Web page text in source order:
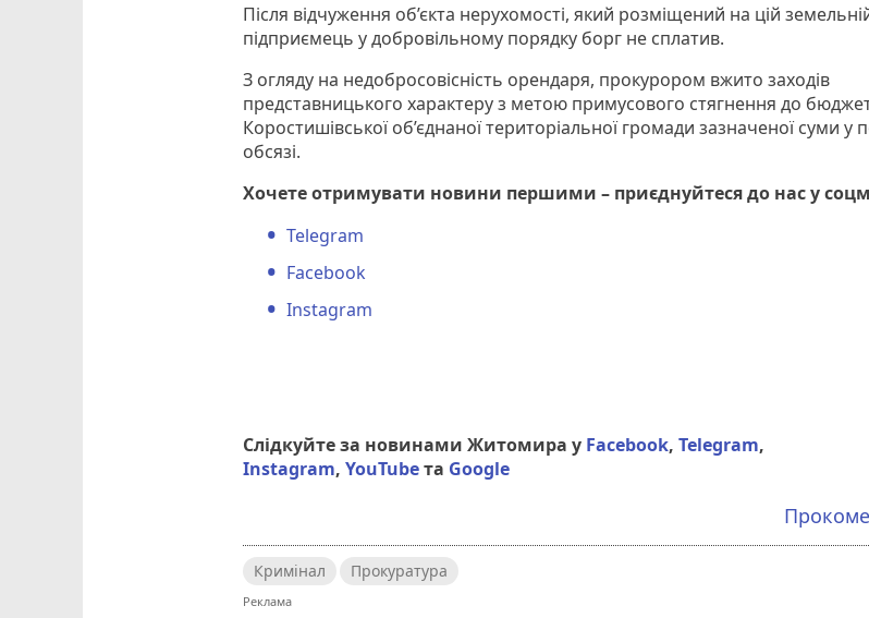
Після відчуження об’єкта нерухомості, який розміщений на цій
підприємець у добровільному порядку борг не сплатив.
З огляду на недобросовісність орендаря, прокурором вжито заходів
представницького характеру з метою примусового стягнення до
Коростишівської об’єднаної територіальної громади зазначеної суми у
обсязі.
Хочете отримувати новини першими – приєднуйтеся до нас у
Telegram
Facebook
Instagram
Слідкуйте за новинами Житомира у Facebook,Telegram,
Instagram,YouTubeта Google
Кримінал Прокуратура